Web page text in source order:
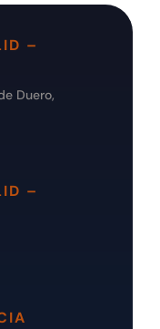
–
Duero,
–